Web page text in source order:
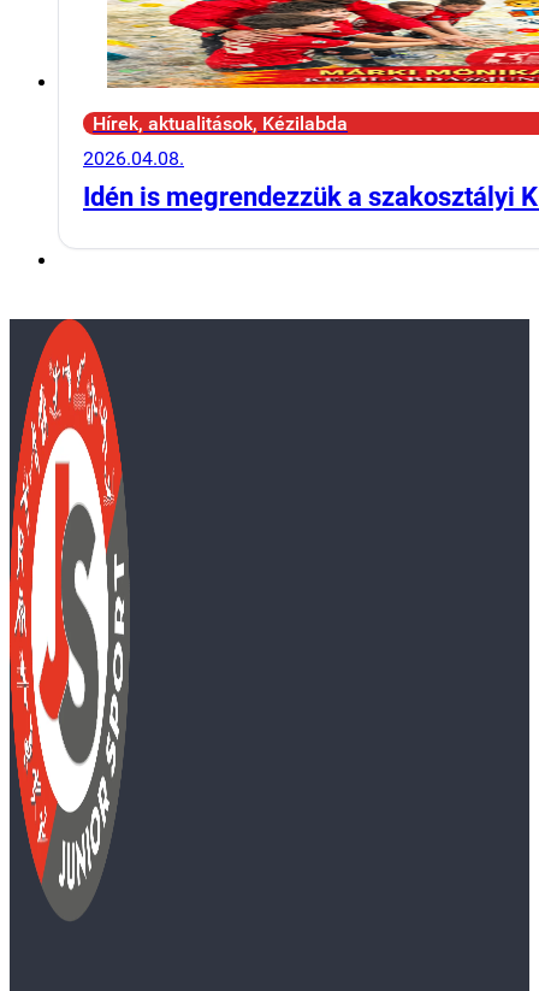
Hírek, aktualitások, Kézilabda
2026.04.08.
Idén is megrendezzük a szakosztályi